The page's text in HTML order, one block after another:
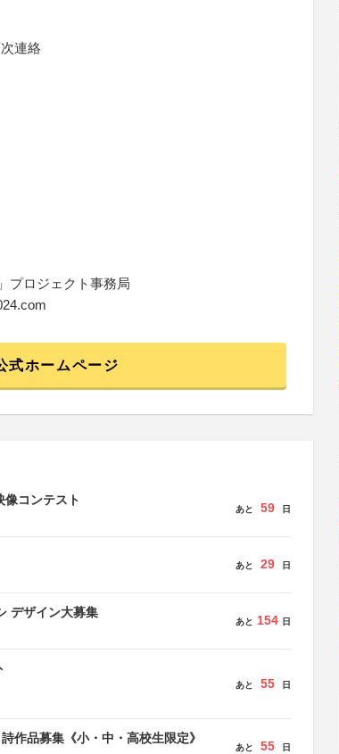
連絡
プロジェクト事務局
式ホームページ
コンテスト
あと 59 日
あと 29 日
デザイン大募集
あと 154 日
あと 55 日
作品募集《小・中・高校生限定》
あと 55 日